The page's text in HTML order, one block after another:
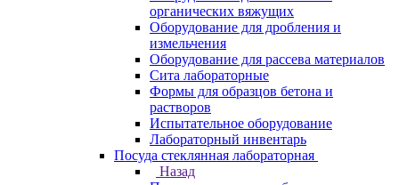
органических вяжущих
Оборудование для дробления и
измельчения
Оборудование для рассева материалов
Сита лабораторные
Формы для образцов бетона и
растворов
Испытательное оборудование
Лабораторный инвентарь
Посуда стеклянная лабораторная
Назад